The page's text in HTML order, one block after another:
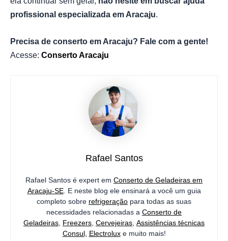
profissional especializada em Aracaju
Precisa de conserto em Aracaju? Fale com a gente!
Acesse: Conserto Aracaju
Rafael Santos
Rafael Santos é expert em Conserto de Geladeiras em
Aracaju-SE. E neste blog ele ensinará a você um guia
completo sobre refrigeração para todas as suas
necessidades relacionadas a Conserto de
Geladeiras Freezers Cervejeiras Assistências técnicas
Consul, Electroluxe muito mais!